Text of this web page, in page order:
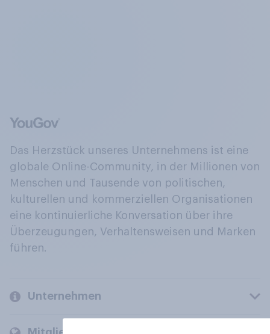
Das Herzstück unseres Unternehmens ist eine
globale Online-Community, in der Millionen von
Menschen und Tausende von politischen,
kulturellen und kommerziellen Organisationen
eine kontinuierliche Konversation über ihre
Überzeugungen, Verhaltensweisen und Marken
führen.
Unternehmen